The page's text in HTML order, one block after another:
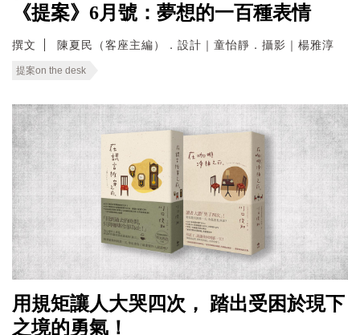
《提案》6月號：夢想的一百種表情
撰文 陳夏民（客座主編）．設計｜童怡靜．攝影｜楊雅淳
提案on the desk
用規矩讓人大哭四次， 踏出受困於現下
之境的勇氣！